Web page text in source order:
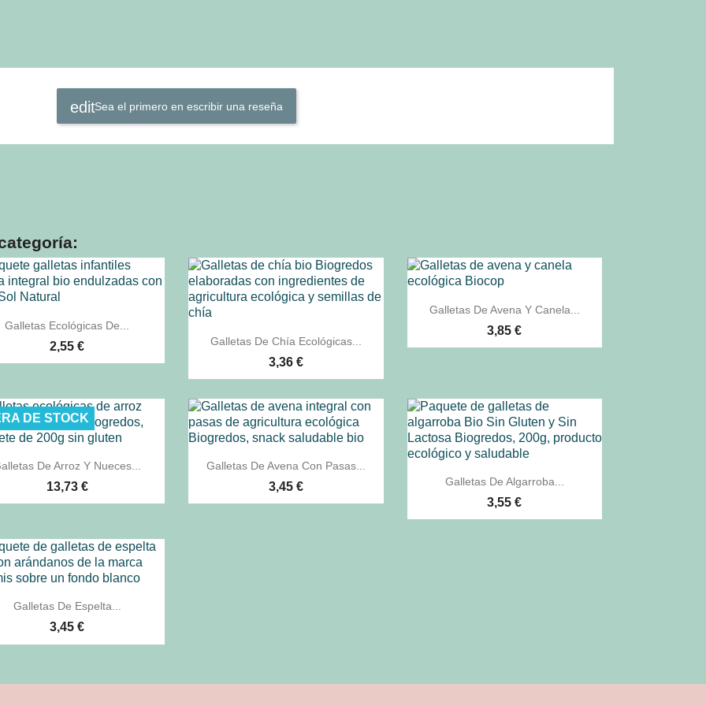
Sea el primero en escribir una reseña
 Vista rápida
Galletas Ecológicas De...
2,55 €  Vista rápida
Galletas De Chía Ecológicas...
3,36 €
 Vista rápida
Galletas De Avena Y Canela...
3,85 €
 Vista rápida
De Arroz Y Nueces...
13,73 €
DE STOCK
 Vista rápida
Galletas De Avena Con Pasas...
3,45 €  Vista rápida
Galletas De Algarroba...
3,55 €
 Vista rápida
Galletas De Espelta...
3,45 €